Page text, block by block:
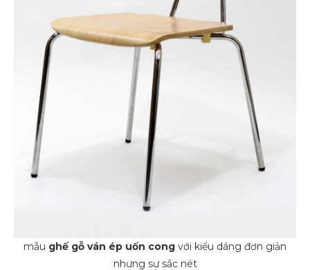
mẫu ghế gỗ ván ép uốn cong với kiểu dáng đơn giản
nhưng sự sắc nét